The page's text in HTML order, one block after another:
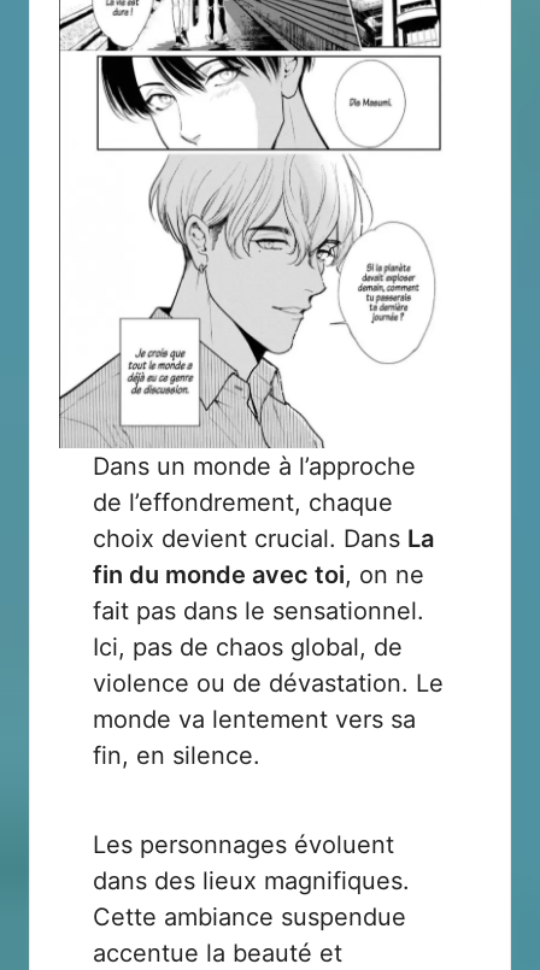
Dans un monde à l’approche
de l’effondrement, chaque
choix devient crucial. Dans La
fin du monde avec toi, on ne
fait pas dans le sensationnel.
Ici, pas de chaos global, de
violence ou de dévastation. Le
monde va lentement vers sa
fin, en silence.
Les personnages évoluent
dans des lieux magnifiques.
Cette ambiance suspendue
accentue la beauté et